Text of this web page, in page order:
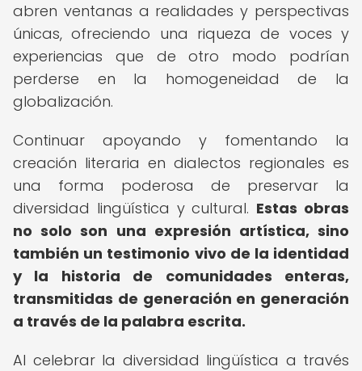
abren ventanas a realidades y perspectivas
únicas, ofreciendo una riqueza de voces y
experiencias que de otro modo podrían
perderse en la homogeneidad de la
globalización.
Continuar apoyando y fomentando la
creación literaria en dialectos regionales es
una forma poderosa de preservar la
diversidad lingüística y cultural. Estas obras
no solo son una expresión artística, sino
también un testimonio vivo de la identidad
y la historia de comunidades enteras,
transmitidas de generación en generación
a través de la palabra escrita.
Al celebrar la diversidad lingüística a través